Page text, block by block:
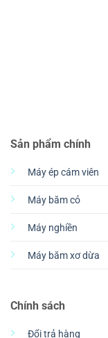
Sản phẩm chính
Máy ép cám viên
Máy băm cỏ
Máy nghiền
Máy băm xơ dừa
Chính sách
Đổi trả hàng